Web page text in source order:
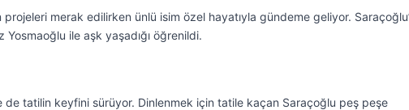
projeleri merak edilirken ünlü isim özel hayatıyla gündeme geliyor.
Yosmaoğlu ile aşk yaşadığı öğrenildi.
de tatilin keyfini sürüyor. Dinlenmek için tatile kaçan Saraçoğlu peş peşe